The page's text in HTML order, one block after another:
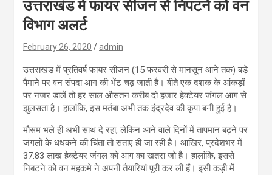
उत्तराखंड में फायर सीजन से निपटने को वन
विभाग अलर्ट
February 26, 2020 admin
उत्तराखंड में प्रतिवर्ष फायर सीजन (15 फरवरी से मानसून आने तक) बड़े
पैमाने पर वन संपदा आग की भेंट चढ़ जाती है। बीते एक दशक के आंकड़ों
पर नजर डालें तो हर साल औसतन करीब दो हजार हेक्टेयर जंगल आग से
झुलसता है। हालांकि, इस मर्तबा अभी तक इंद्रदेव की कृपा बनी हुई है।
मौसम भले ही अभी साथ दे रहा, लेकिन आने वाले दिनों में तापमान बढ़ने पर
जंगलों के धधकने की चिंता तो सताए ही जा रही है। आखिर, प्रदेशभर में
37.83 लाख हेक्टेयर जंगल को आग का खतरा जो है। हालांकि, इससे
निबटने को वन महकमे ने अपनी तैयारियां पूरी कर ली हैं। इसी कड़ी में